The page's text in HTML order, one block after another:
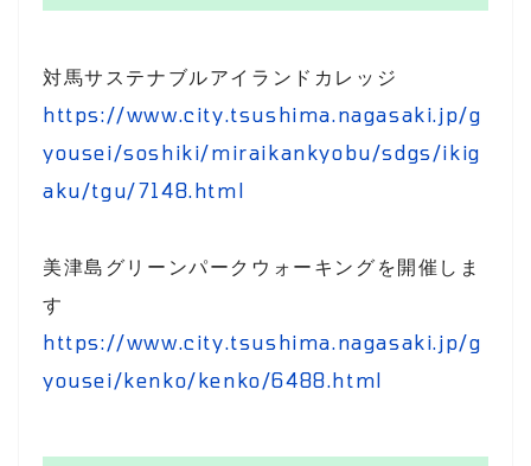
対馬サステナブルアイランドカレッジ
https://www.city.tsushima.nagasaki.jp/g
yousei/soshiki/miraikankyobu/sdgs/ikig
aku/tgu/7148.html
美津島グリーンパークウォーキングを開催しま
す
https://www.city.tsushima.nagasaki.jp/g
yousei/kenko/kenko/6488.html